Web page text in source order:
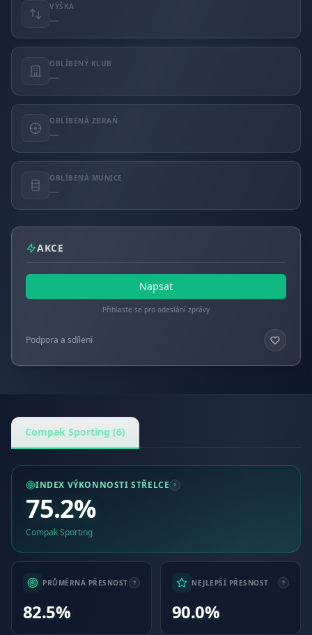
VÝŠKA
—
OBLÍBENÝ KLUB
—
OBLÍBENÁ ZBRAŇ
—
OBLÍBENÁ MUNICE
—
AKCE
Napsat
Přihlaste se pro odeslání zprávy
Podpora a sdílení
Compak Sporting (6)
INDEX VÝKONNOSTI STŘELCE
75.2%
Compak Sporting
PRŮMĚRNÁ PŘESNOST
82.5%
NEJLEPŠÍ PŘESNOST
90.0%